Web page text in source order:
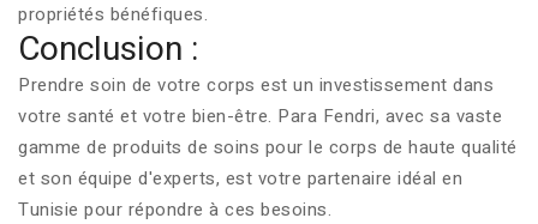
propriétés bénéfiques.
Conclusion :
Prendre soin de votre corps est un investissement dans
votre santé et votre bien-être. Para Fendri, avec sa vaste
gamme de produits de soins pour le corps de haute qualité
et son équipe d'experts, est votre partenaire idéal en
Tunisie pour répondre à ces besoins.